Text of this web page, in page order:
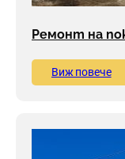
Ремонт на
Виж повече